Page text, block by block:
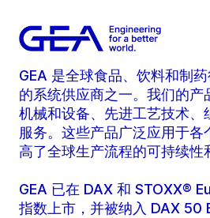
GEA 是全球食品、饮料和制
的系统供应商之一。我们的产
机械和设备、先进工艺技术、
服务。这些产品广泛应用于各
高了全球生产流程的可持续性
GEA 已在 DAX 和 STOXX®
指数上市，并被纳入 DAX 50